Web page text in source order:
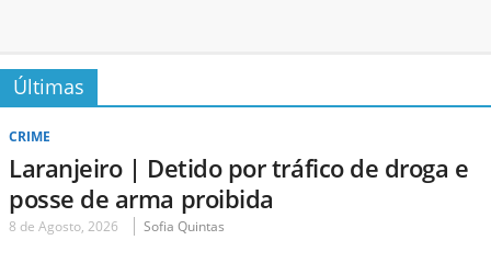
Últimas
CRIME
Laranjeiro | Detido por tráfico de droga e
posse de arma proibida
8 de Agosto, 2026 Sofia Quintas